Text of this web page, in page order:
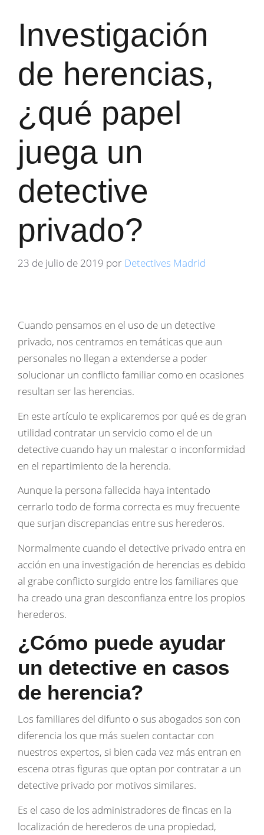
Investigación
de herencias,
¿qué papel
juega un
detective
privado?
23 de julio de 2019 por Detectives Madrid
Cuando pensamos en el uso de un detective
privado, nos centramos en temáticas que aun
personales no llegan a extenderse a poder
solucionar un conflicto familiar como en ocasiones
resultan ser las herencias.
En este artículo te explicaremos por qué es de gran
utilidad contratar un servicio como el de un
detective cuando hay un malestar o inconformidad
en el repartimiento de la herencia.
Aunque la persona fallecida haya intentado
cerrarlo todo de forma correcta es muy frecuente
que surjan discrepancias entre sus herederos.
Normalmente cuando el detective privado entra en
acción en una investigación de herencias es debido
al grabe conflicto surgido entre los familiares que
ha creado una gran desconfianza entre los propios
herederos.
¿Cómo puede ayudar
un detective en casos
de herencia?
Los familiares del difunto o sus abogados son con
diferencia los que más suelen contactar con
nuestros expertos, si bien cada vez más entran en
escena otras figuras que optan por contratar a un
detective privado por motivos similares.
Es el caso de los administradores de fincas en la
localización de herederos de una propiedad,